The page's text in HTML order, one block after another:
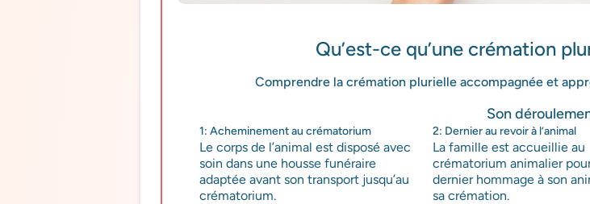
Qu’est-ce qu’une crémation
Comprendre la crémation plurielle accompagnée et
Son
1: Acheminement au crématorium
Le corps de l’animal est disposé avec
soin dans une housse funéraire
adaptée avant son transport jusqu’au
crématorium.
2: Dernier au revoir à l’animal
La famille est accueillie au
crématorium animalier
dernier hommage à son
sa crémation.